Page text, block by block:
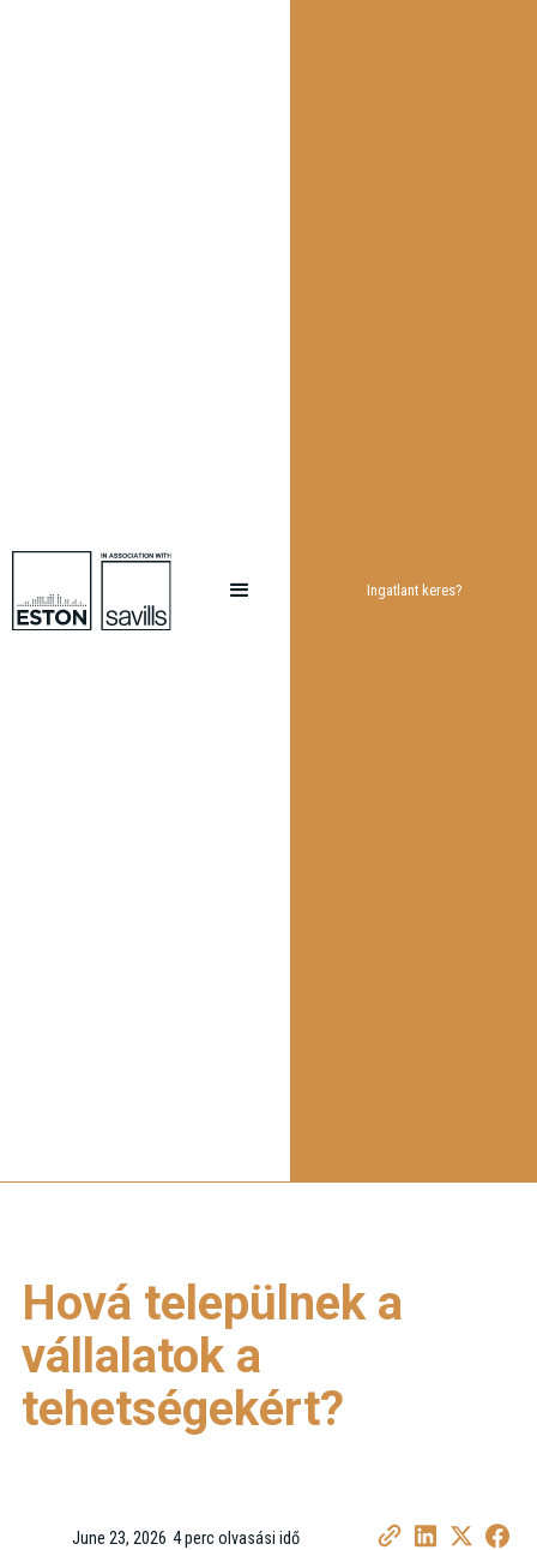
Ingatlant keres?
Hová települnek a
vállalatok a
tehetségekért?
June 23, 2026 •4 perc olvasási idő